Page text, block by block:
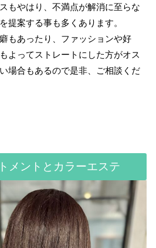
もやはり、不満点が解消に至らな
提案する事も多くあります。
もあったり、ファッションや好
よってストレートにした方がオス
場合もあるので是非、ご相談くだ
メントとカラーエステ